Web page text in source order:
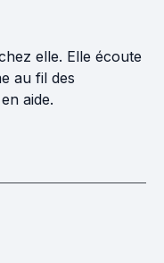
elle. Elle écoute
au fil des
aide.